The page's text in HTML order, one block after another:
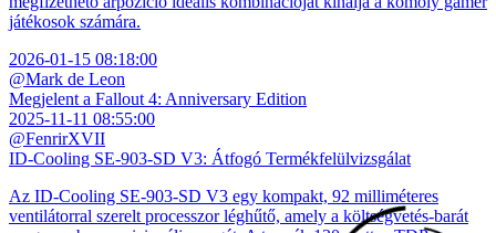
játékosok számára.
2026-01-15 08:18:00
@Mark de Leon
Megjelent a Fallout 4: Anniversary Edition
2025-11-11 08:55:00
@FenrirXVII
ID-Cooling SE-903-SD V3: Átfogó Termékfelülvizsgálat
Az ID-Cooling SE-903-SD V3 egy kompakt, 92 milliméteres
ventilátorral szerelt processzor léghűtő, amely a költségvetés-barát